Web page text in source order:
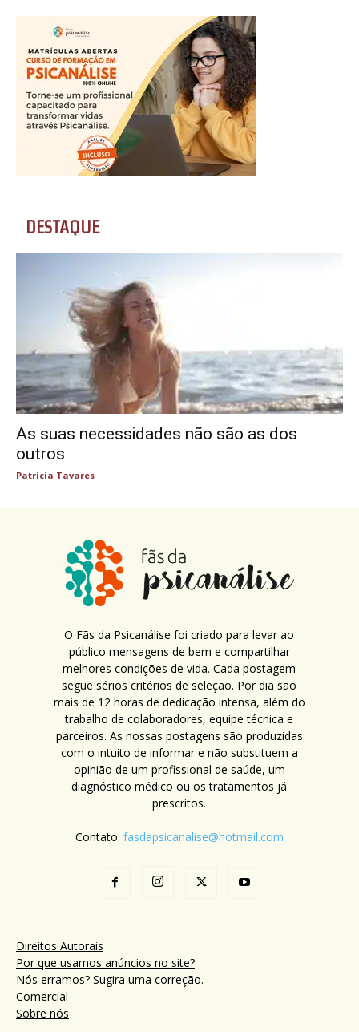
DESTAQUE
As suas necessidades não são as dos
outros
Patricia Tavares
O Fãs da Psicanálise foi criado para levar ao
público mensagens de bem e compartilhar
melhores condições de vida. Cada postagem
segue sérios critérios de seleção. Por dia são
mais de 12 horas de dedicação intensa, além do
trabalho de colaboradores, equipe técnica e
parceiros. As nossas postagens são produzidas
com o intuito de informar e não substituem a
opinião de um profissional de saúde, um
diagnóstico médico ou os tratamentos já
prescritos.
Contato: fasdapsicanalise@hotmail.com
Direitos Autorais
Por que usamos anúncios no site?
Nós erramos? Sugira uma correção.
Comercial
Sobre nós